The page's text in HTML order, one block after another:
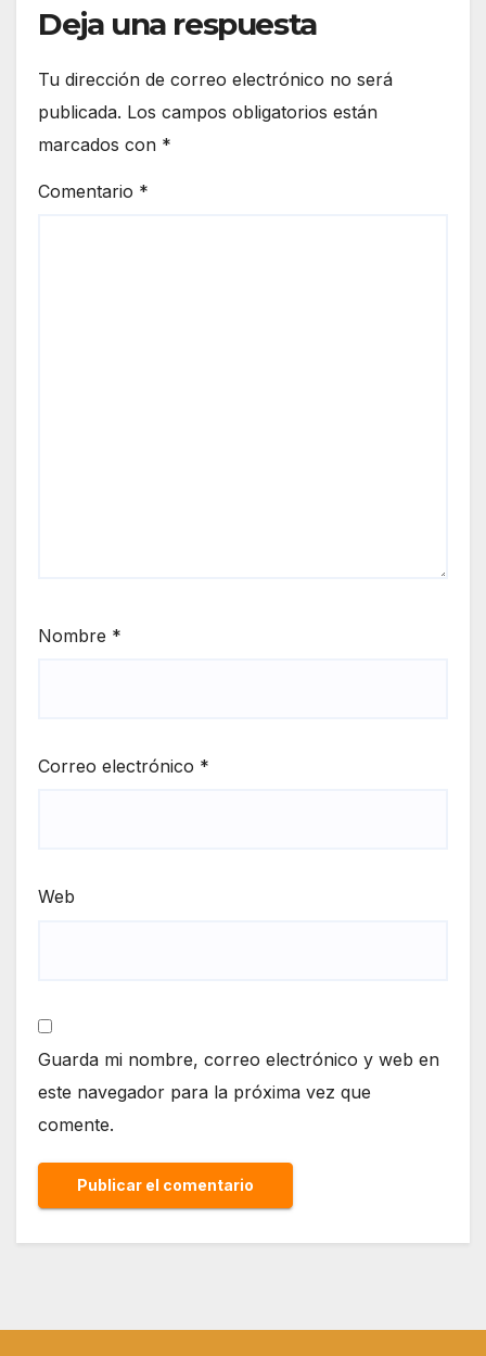
Deja una respuesta
Tu dirección de correo electrónico no será
publicada. Los campos obligatorios están
marcados con *
Comentario *
Nombre *
Correo electrónico *
Web
Guarda mi nombre, correo electrónico y web en
este navegador para la próxima vez que
comente.